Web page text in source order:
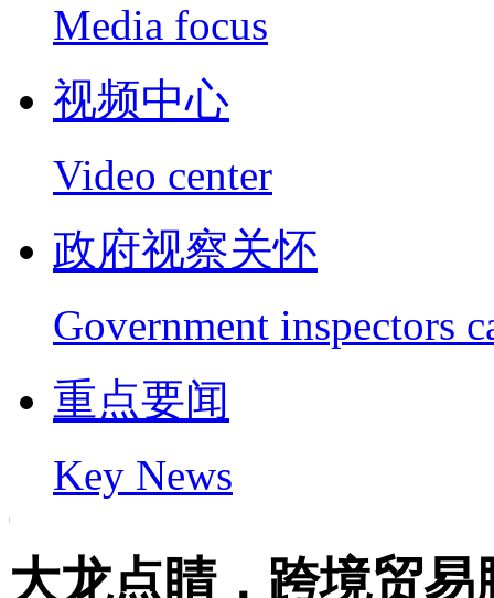
Media focus
视频中心
Video center
政府视察关怀
Government inspectors
重点要闻
Key News
大龙点睛，跨境贸